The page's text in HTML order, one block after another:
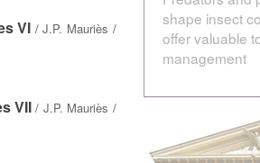
VI /J.P. Mauriès /
VII / J.P. Mauriès /
shape insect
offer valuable
management